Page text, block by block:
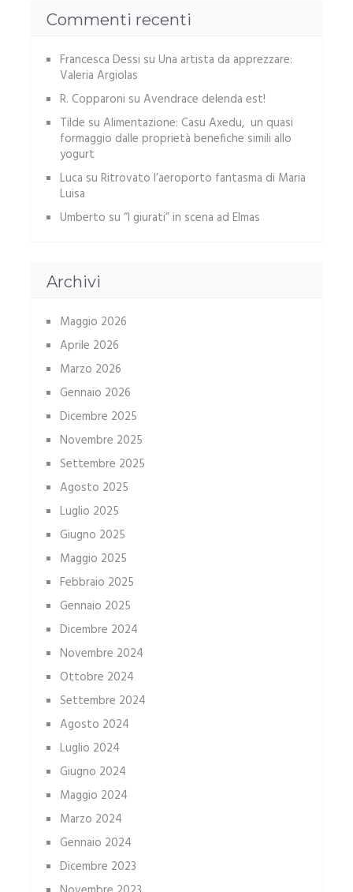
Commenti recenti
Francesca Dessi su Una artista da apprezzare:
Valeria Argiolas
R. Copparoni su Avendrace delenda est!
Tilde su Alimentazione: Casu Axedu, un quasi
formaggio dalle proprietà benefiche simili allo
yogurt
Luca su Ritrovato l’aeroporto fantasma di Maria
Luisa
Umberto su “I giurati” in scena ad Elmas
Archivi
Maggio 2026
Aprile 2026
Marzo 2026
Gennaio 2026
Dicembre 2025
Novembre 2025
Settembre 2025
Agosto 2025
Luglio 2025
Giugno 2025
Maggio 2025
Febbraio 2025
Gennaio 2025
Dicembre 2024
Novembre 2024
Ottobre 2024
Settembre 2024
Agosto 2024
Luglio 2024
Giugno 2024
Maggio 2024
Marzo 2024
Gennaio 2024
Dicembre 2023